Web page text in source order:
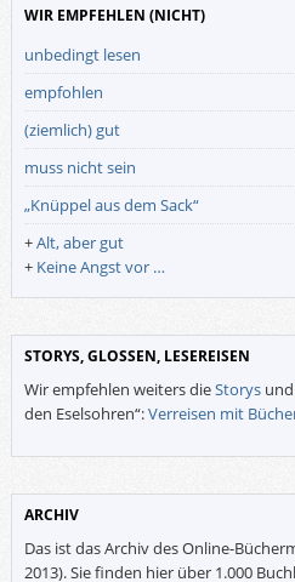
WIR EMPFEHLEN (NICHT)
unbedingt lesen
empfohlen
(ziemlich) gut
muss nicht sein
„Knüppel aus dem Sack“
+Alt, aber gut
+ Keine Angst vor …
STORYS, GLOSSEN, LESEREISEN
Wir empfehlen weiters dieStorysund
den Eselsohren“:Verreisen mit
ARCHIV
Das ist das Archiv des Online-
2013). Sie finden hier über 1.000